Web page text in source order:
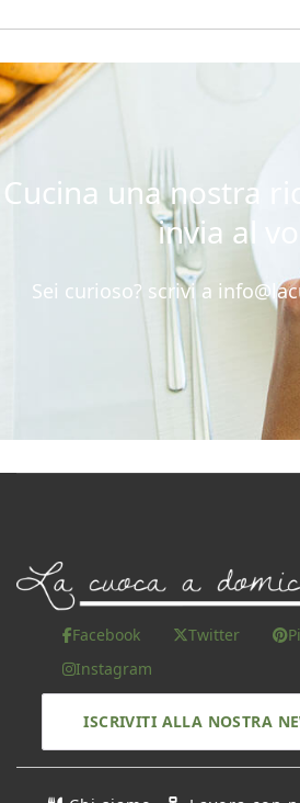
Cucina una nostra
invia al
Sei curioso? scrivi a
Facebook Twitter
Instagram
ISCRIVITI ALLA NOSTRA